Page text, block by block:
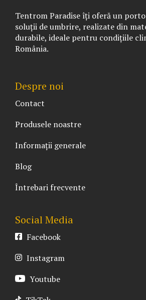
Tentrom Paradise îți oferă un
soluții de umbrire, realizate din
durabile, ideale pentru condițiile
România.
Despre noi
Contact
Produsele noastre
Informații generale
Blog
Întrebari frecvente
Social Media
Facebook
Instagram
Youtube